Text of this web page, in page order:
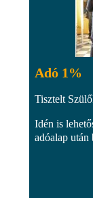
Adó 1%
Tisztelt
Idén is
adóalap